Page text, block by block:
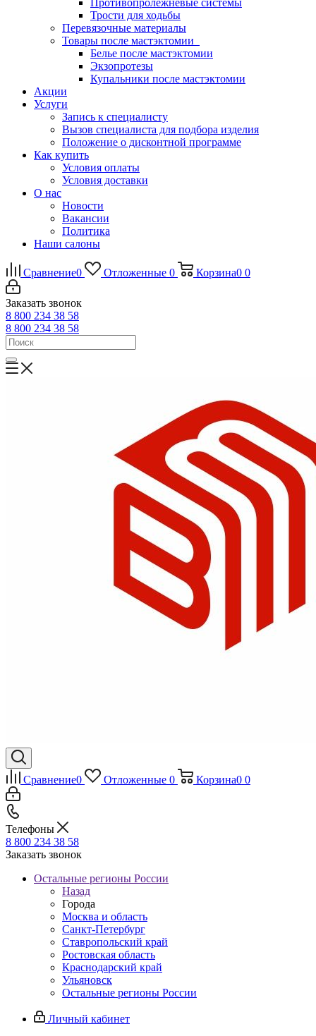
Противопролежневые системы
Трости для ходьбы
Перевязочные материалы
Товары после мастэктомии
Белье после мастэктомии
Экзопротезы
Купальники после мастэктомии
Акции
Услуги
Запись к специалисту
Вызов специалиста для подбора изделия
Положение о дисконтной программе
Как купить
Условия оплаты
Условия доставки
О нас
Новости
Вакансии
Политика
Наши салоны
Сравнение0 Отложенные 0 Корзина0 0
Заказать звонок
8 800 234 38 58
8 800 234 38 58
Сравнение0 Отложенные 0 Корзина0 0
Телефоны
8 800 234 38 58
Заказать звонок
Остальные регионы России
Назад
Города
Москва и область
Санкт-Петербург
Ставропольский край
Ростовская область
Краснодарский край
Ульяновск
Остальные регионы России
Личный кабинет